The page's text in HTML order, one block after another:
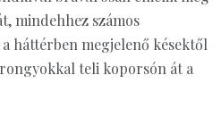
mindehhez számos
háttérben megjelenő késektől
teli koporsón át a